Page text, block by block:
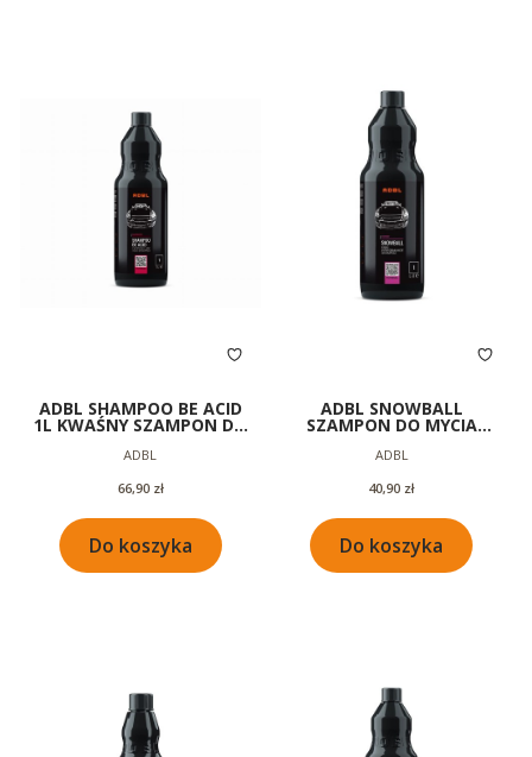
ADBL SHAMPOO BE ACID
1L KWAŚNY SZAMPON DO
Producent
ADBL
Cena
66,90 zł
Do koszyka
ADBL SNOWBALL
SZAMPON DO MYCIA
NEUTRALNE PH | GĘSTA
Producent
ADBL
Cena
40,90 zł
Do koszyka